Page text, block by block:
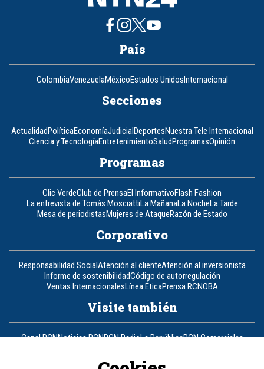
País
ColombiaVenezuelaMéxicoEstados UnidosInternacional
Secciones
ActualidadPolíticaEconomíaJudicialDeportesNuestra Tele Internacional
Ciencia y TecnologíaEntretenimientoSaludProgramasOpinión
Programas
Clic VerdeClub de PrensaEl InformativoFlash Fashion
La entrevista de Tomás MosciattiLa MañanaLa NocheLa Tarde
Mesa de periodistasMujeres de AtaqueRazón de Estado
Corporativo
Responsabilidad SocialAtención al clienteAtención al inversionista
Informe de sostenibilidadCódigo de autorregulación
Ventas InternacionalesLínea ÉticaPrensa RCNOBA
Visite también
Canal RCNNoticias RCNRCN RadioLa RepúblicaRCN Comerciales
Un producto de RCN Televisión